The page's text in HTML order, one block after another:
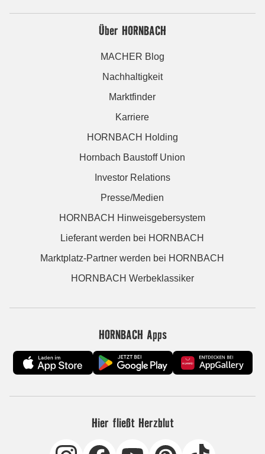
Über HORNBACH
MACHER Blog
Nachhaltigkeit
Marktfinder
Karriere
HORNBACH Holding
Hornbach Baustoff Union
Investor Relations
Presse/Medien
HORNBACH Hinweisgebersystem
Lieferant werden bei HORNBACH
Marktplatz-Partner werden bei HORNBACH
HORNBACH Werbeklassiker
HORNBACH Apps
Hier fließt Herzblut